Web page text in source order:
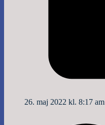
26. maj 2022 kl. 8:17 am